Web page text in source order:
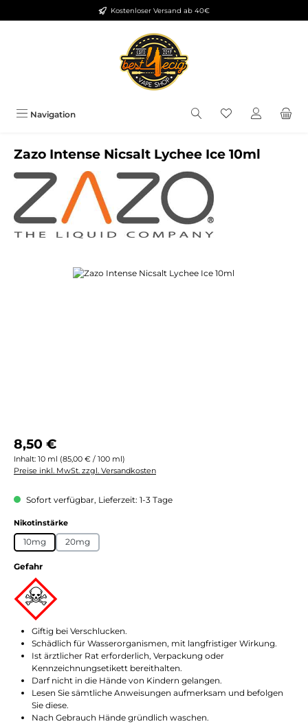
Zum Hauptinhalt springenKostenloser Versand ab 40€
Navigation Du hast 0
Zazo Intense Nicsalt Lychee Ice 10ml
Bildergalerie überspringen
Regulärer Preis:
8,50 €
Inhalt: 10 ml (85,00 € / 100 ml)
Preise inkl. MwSt. zzgl. Versandkosten
Sofort verfügbar, Lieferzeit: 1-3 Tage
Nikotinstärkeauswählen
10mg 20mg
Gefahr
Giftig bei Verschlucken.
Schädlich für Wasserorganismen, mit langfristiger Wirkung.
Ist ärztlicher Rat erforderlich, Verpackung oder
Kennzeichnungsetikett bereithalten.
Darf nicht in die Hände von Kindern gelangen.
Lesen Sie sämtliche Anwei­sungen aufmerksam und befolgen
Sie diese.
Nach Gebrauch Hände gründlich waschen.